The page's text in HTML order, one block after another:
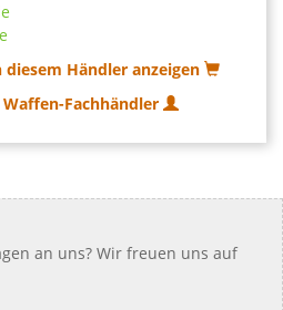
Händler anzeigen
Fachhändler
an uns? Wir freuen uns auf